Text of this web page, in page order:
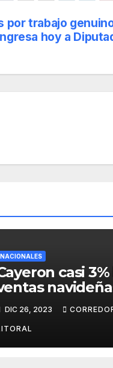
por trabajo
hoy a
NACIONALES
casi 3%
afectado
DIC 26, 2023